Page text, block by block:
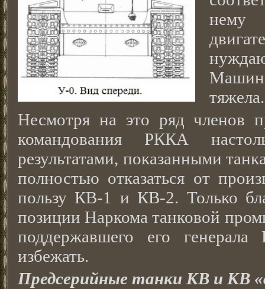
нему
тяжела.
Несмотря на это ряд членов
командования РККА
результатами, показанными
полностью отказаться от
пользу КВ-1 и КВ-2. Только
позиции Наркома танковой
поддержавшего его генерала
избежать.
Предсерийные танки КВ и КВ